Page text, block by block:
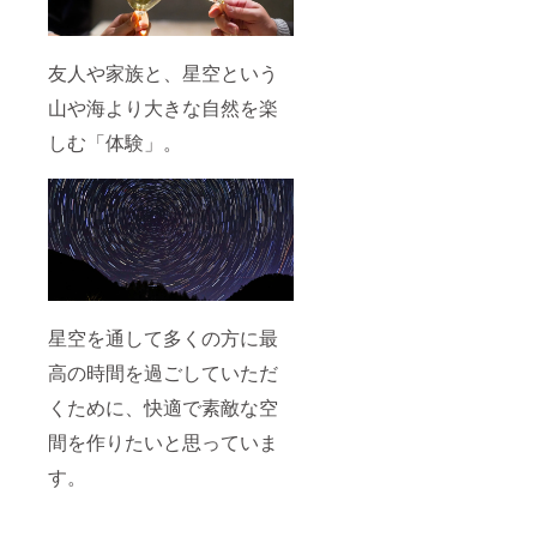
友人や家族と、星空という
山や海より大きな自然を楽
しむ「体験」。
星空を通して多くの方に最
高の時間を過ごしていただ
くために、快適で素敵な空
間を作りたいと思っていま
す。